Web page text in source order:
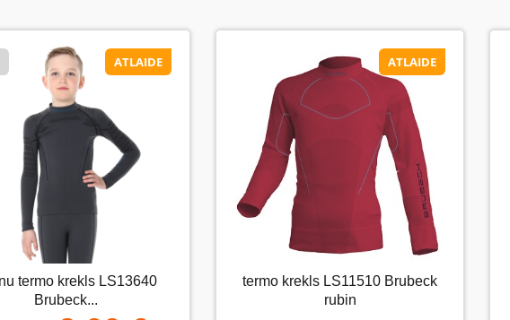
ATLAIDE
termo krekls LS13640
Brubeck...
termo krekls LS13640
Brubeck...
ATLAIDE
termo krekls LS11510 Brubeck
rubin
ATLAIDE
termo krekls LS11510 Brubeck rubin